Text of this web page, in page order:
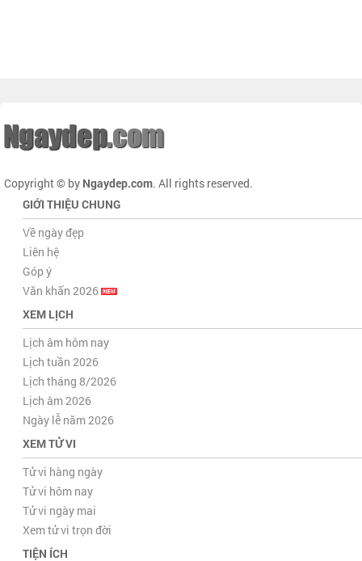
Copyright © by Ngaydep.com. All rights reserved.
GIỚI THIỆU CHUNG
Về ngày đẹp
Liên hệ
Góp ý
Văn khấn 2026
XEM LỊCH
Lịch âm hôm nay
Lịch tuần 2026
Lịch tháng 8/2026
Lịch âm 2026
Ngày lễ năm 2026
XEM TỬ VI
Tử vi hàng ngày
Tử vi hôm nay
Tử vi ngày mai
Xem tử vi trọn đời
TIỆN ÍCH